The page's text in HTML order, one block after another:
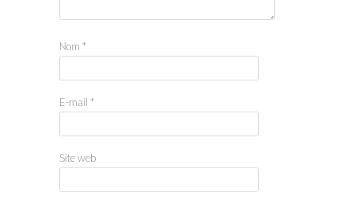
Nom *
E-mail *
Site web